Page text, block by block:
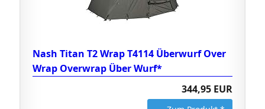
Nash Titan T2 Wrap T4114 Überwurf Over
Wrap Overwrap Über Wurf*
344,95 EUR